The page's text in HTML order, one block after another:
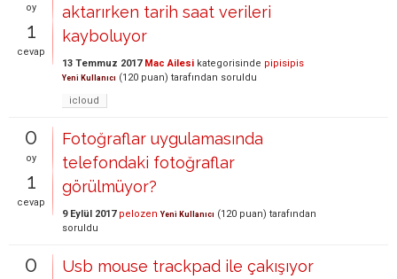
oy
1
cevap
aktarırken tarih saat verileri
kayboluyor
13 Temmuz 2017 Mac Ailesi kategorisinde pipisipis
Yeni Kullanıcı (120 puan) tarafından soruldu
icloud
0
oy
1
cevap
Fotoğraflar uygulamasında
telefondaki fotoğraflar
görülmüyor?
9 Eylül 2017 pelozen Yeni Kullanıcı (120 puan) tarafından
soruldu
0
Usb mouse trackpad ile çakışıyor